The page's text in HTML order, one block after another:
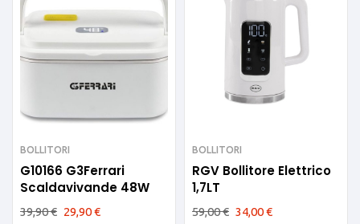
BOLLITORI
G10166 G3Ferrari
Scaldavivande 48W
39,90€ 29,90€
BOLLITORI
RGV Bollitore Elettrico
1,7LT
59,00€ 34,00€